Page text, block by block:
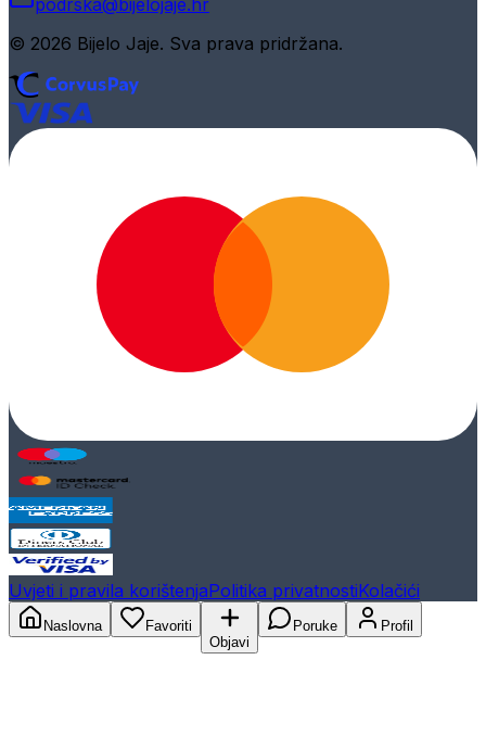
podrska@bijelojaje.hr
© 2026 Bijelo Jaje. Sva prava pridržana.
Uvjeti i pravila korištenjaPolitika privatnostiKolačići
Naslovna
Favoriti
Objavi
Poruke Profil